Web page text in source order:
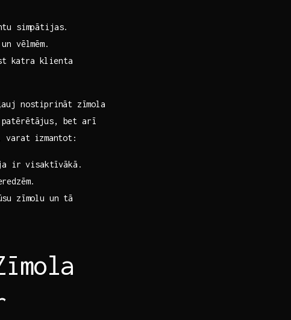
simpātijas.
vēlmēm.
⁣katra⁣ klienta
nostiprināt⁤ zīmola⁤
patērētājus, bet arī‍
varat izmantot:
ir visaktīvākā.
zīmolu un tā